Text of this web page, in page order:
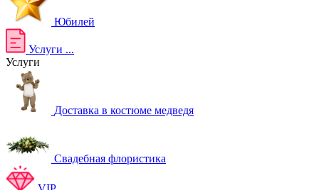
Юбилей
Услуги ...
Услуги
Доставка в костюме медведя
Свадебная флористика